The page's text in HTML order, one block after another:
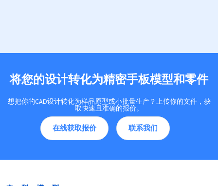
将您的设计转化为精密手板模型和零件
想把你的CAD设计转化为样品原型或小批量生产？上传你的文件，获
取快速且准确的报价。
在线获取报价 联系我们